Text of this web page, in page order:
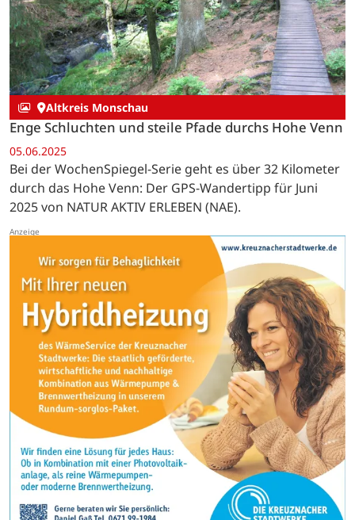
Altkreis Monschau
Enge Schluchten und steile Pfade durchs Hohe Venn
05.06.2025
Bei der WochenSpiegel-Serie geht es über 32 Kilometer
durch das Hohe Venn: Der GPS-Wandertipp für Juni
2025 von NATUR AKTIV ERLEBEN (NAE).